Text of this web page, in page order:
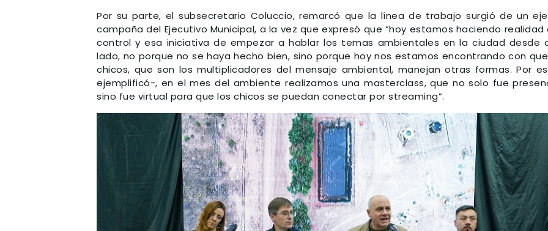
Por su parte, el subsecretario Coluccio, remarcó que la línea de trabajo surgió de un
campaña del Ejecutivo Municipal, a la vez que expresó que “hoy estamos haciendo realidad
control y esa iniciativa de empezar a hablar los temas ambientales en la ciudad desde
lado, no porque no se haya hecho bien, sino porque hoy nos estamos encontrando con
chicos, que son los multiplicadores del mensaje ambiental, manejan otras formas. Por
ejemplificó-, en el mes del ambiente realizamos una masterclass, que no solo fue
sino fue virtual para que los chicos se puedan conectar por streaming”.